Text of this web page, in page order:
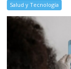
Salud y Tecnología